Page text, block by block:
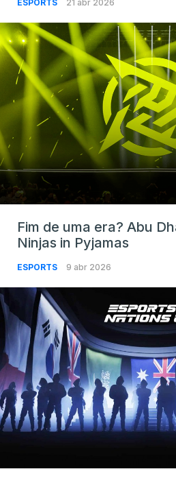
ESPORTS 21 abr 2026
Fim de uma era? Abu
Ninjas in Pyjamas
ESPORTS 9 abr 2026